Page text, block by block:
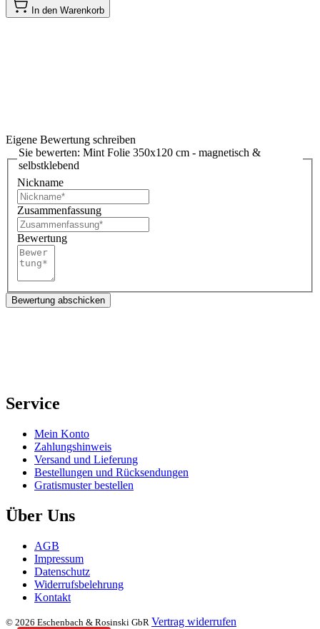
In den Warenkorb
Eigene Bewertung schreiben
Sie bewerten: Mint Folie 350x120 cm - magnetisch &
selbstklebend
Nickname
Zusammenfassung
Bewertung
Bewertung abschicken
Service
Mein Konto
Zahlungshinweis
Versand und Lieferung
Bestellungen und Rücksendungen
Gratismuster bestellen
Über Uns
AGB
Impressum
Datenschutz
Widerrufsbelehrung
Kontakt
© 2026 Eschenbach & Rosinski GbR Vertrag widerrufen